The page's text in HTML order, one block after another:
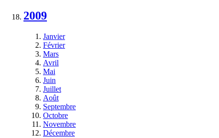
2009
Janvier
Février
Mars
Avril
Mai
Juin
Juillet
Août
Septembre
Octobre
Novembre
Décembre